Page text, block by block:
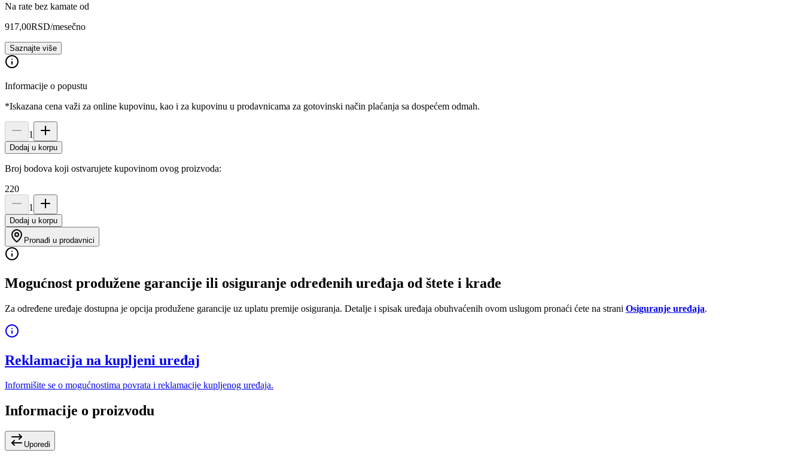
Na rate bez kamate od
917,00RSD/mesečno
Saznajte više
Informacije o popustu
*Iskazana cena važi za online kupovinu, kao i za kupovinu u prodavnicama za gotovinski način plaćanja sa dospećem odmah.
1
Dodaj u korpu
Broj bodova koji ostvarujete kupovinom ovog proizvoda:
220
1
Dodaj u korpu
Pronađi u prodavnici
Mogućnost produžene garancije ili osiguranje određenih uređaja od štete i krađe
Za određene uređaje dostupna je opcija produžene garancije uz uplatu premije osiguranja. Detalje i spisak uređaja obuhvaćenih ovom uslugom pronaći ćete na strani Osiguranje uređaja.
Reklamacija na kupljeni uređaj
Informišite se o mogućnostima povrata i reklamacije kupljenog uređaja.
Informacije o proizvodu
Uporedi